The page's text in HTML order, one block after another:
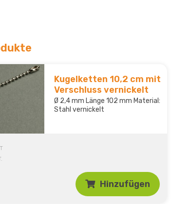
Kugelketten 10,2 cm mit
Verschluss vernickelt
Ø 2,4 mm Länge 102 mm Material:
Stahl vernickelt
Hinzufügen